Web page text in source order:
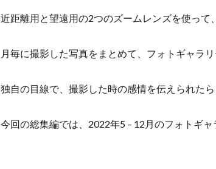
近距離用と望遠用の2つのズームレンズを使っ
月毎に撮影した写真をまとめて、フォトギャラ
独自の目線で、撮影した時の感情を伝えられたら
今回の総集編では、2022年5 – 12月のフォトギ